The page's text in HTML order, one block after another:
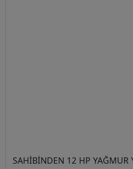
SAHİBİNDEN 12 HP YAĞMUR